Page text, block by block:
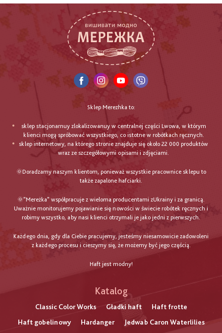
Sklep Merezhka to:
sklep stacjonarnuy zlokalizowanuy w centralnej części Lwowa, w którym
klienci mogą spróbować wszystkiego, co istotne w robótkach ręcznych.
sklep internetowy, na którego stronie znajduje się około 22 000 produktów
wraz ze szczegółowymi opisami i zdjęciami.
🌞Doradzamy naszym klientom, ponieważ wszystkie pracownice sklepu to
także zapalone hafciarki.
🌞"Mereżka" współpracuje z wieloma producentami zUkrainy i za granicą.
Uważnie monitorujemy pojawianie się nowości w świecie robótek ręcznych i
robimy wszystko, aby nasi klienci otrzymali je jako jedni z pierwszych.
Każdego dnia, gdy dla Ciebie pracujemy, jesteśmy niesamowicie zadowoleni
z każdego procesu i cieszymy się, że możemy być jego częścią.
Haft jest modny!
Katalog
Classic Color Works Gładki haft
Haft frotte
Haft gobelinowy
Hardanger
Jedwab Caron Waterlilies